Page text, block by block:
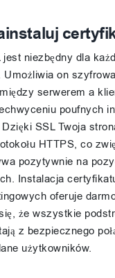
niezbędny dla
Umożliwia on
serwerem a
poufnych
SSL Twoja
HTTPS, co
pozytywnie na
Instalacja
oferuje
że wszystkie
z bezpiecznego
użytkowników.